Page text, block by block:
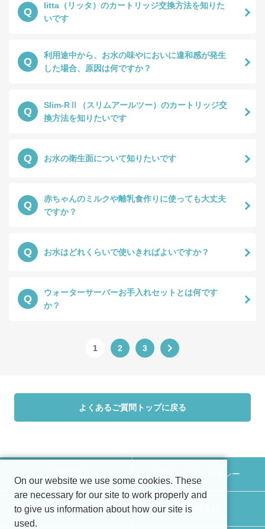
Q
litta（リッタ）のカートリッジ交換方法を知りた
いです
Q
利用途中から、お水の味やにおいに違和感が発生
した場合、原因は何ですか？
Q
Slim-RⅡ（スリムアールツー）のカートリッジ交
換方法を知りたいです
Q お水の衛生面について知りたいです
Q
赤ちゃんのミルクや離乳食作りに使っても大丈夫
ですか？
Q お水はどれくらいで使いきればよいですか？
Q
ウォーターサーバーお手入れセットとは何です
か？
1 2 3
よくあるご質問トップに戻る
プライバシーポリシー
特定商取引法に基づく表記 ご利用規約
On our website we use some cookies. These
are necessary for our site to work properly and
to give us information about how our site is
used.